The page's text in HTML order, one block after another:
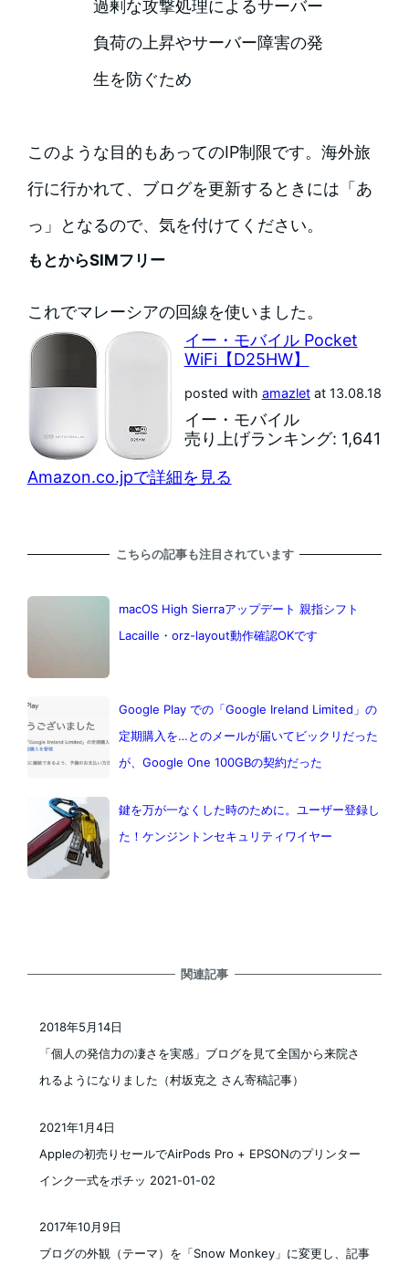
過剰な攻撃処理によるサーバー
負荷の上昇やサーバー障害の発
生を防ぐため
このような目的もあってのIP制限です。海外旅
行に行かれて、ブログを更新するときには「あ
っ」となるので、気を付けてください。
もとからSIMフリー
これでマレーシアの回線を使いました。
イー・モバイル Pocket
WiFi【D25HW】
posted with amazletat 13.08.18
イー・モバイル
売り上げランキング: 1,641
Amazon.co.jpで詳細を見る
こちらの記事も注目されています
macOS High Sierraアップデート 親指シフト
Lacaille・orz-layout動作確認OKです
Google Play での「Google Ireland Limited」の
定期購入を…とのメールが届いてビックリだった
が、Google One 100GBの契約だった
鍵を万が一なくした時のために。ユーザー登録し
た！ケンジントンセキュリティワイヤー
関連記事
「個人の発信力の凄さを実感」ブログを見て全国から来院さ
れるようになりました（村坂克之 さん寄稿記事）
2018年5月14日
Appleの初売りセールでAirPods Pro + EPSONのプリンター
インク一式をポチッ 2021-01-02
2021年1月4日
ブログの外観（テーマ）を「Snow Monkey」に変更し、記事
2017年10月9日